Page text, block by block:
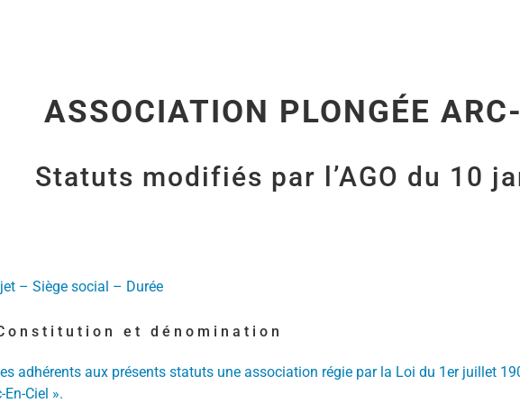
ASSOCIATION PLONGÉE
Statuts modifiés par l’AGO du 10
– Siège social – Durée
et dénomination
adhérents aux présents statuts une association régie par la Loi du 1er juillet
Ciel ».